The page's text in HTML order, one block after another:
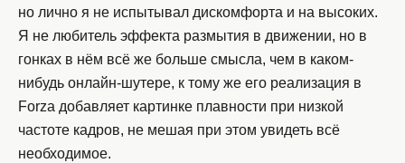
но лично я не испытывал дискомфорта и на высоких.
Я не любитель эффекта размытия в движении, но в
гонках в нём всё же больше смысла, чем в каком-
нибудь онлайн-шутере, к тому же его реализация в
Forza добавляет картинке плавности при низкой
частоте кадров, не мешая при этом увидеть всё
необходимое.